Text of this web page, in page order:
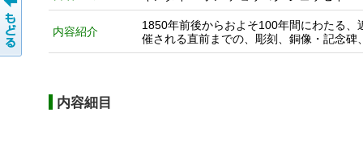
内容紹介
1850年前後からおよそ100年間にわたる
催される直前までの、彫刻、銅像・記念碑
内容細目